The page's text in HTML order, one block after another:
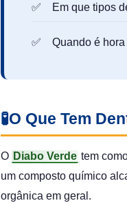
Em que tipos
Quando é
🧪O Que Tem
O Diabo Verde tem
um composto químico
orgânica em geral.